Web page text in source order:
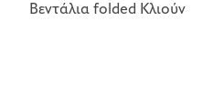
Βεντάλια folded Κλιούν